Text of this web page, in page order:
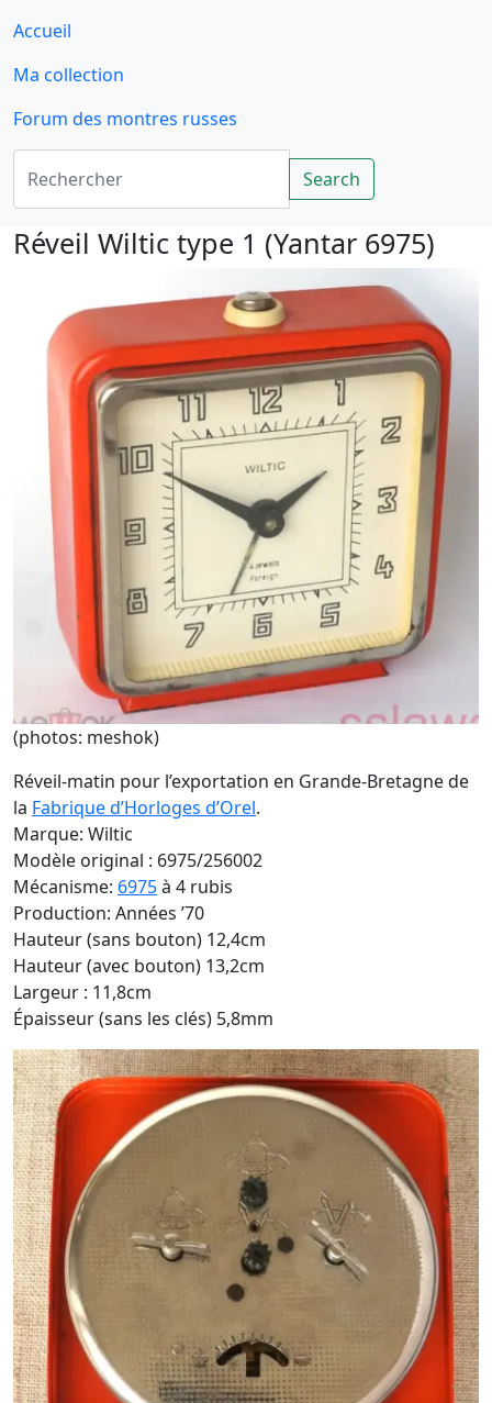
Accueil
Ma collection
Forum des montres russes
Rechercher
Search
Réveil Wiltic type 1 (Yantar 6975)
(photos: meshok)
Réveil-matin pour l’exportation en Grande-Bretagne de
la Fabrique d’Horloges d’Orel.
Marque: Wiltic
Modèle original : 6975/256002
Mécanisme: 6975à 4 rubis
Production: Années ’70
Hauteur (sans bouton) 12,4cm
Hauteur (avec bouton) 13,2cm
Largeur : 11,8cm
Épaisseur (sans les clés) 5,8mm